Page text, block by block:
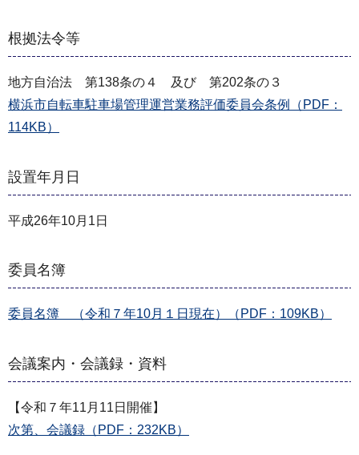
根拠法令等
地方自治法 第138条の４ 及び 第202条の３
横浜市自転車駐車場管理運営業務評価委員会条例（PDF：
114KB）
設置年月日
平成26年10月1日
委員名簿
委員名簿 （令和７年10月１日現在）（PDF：109KB）
会議案内・会議録・資料
【令和７年11月11日開催】
次第、会議録（PDF：232KB）